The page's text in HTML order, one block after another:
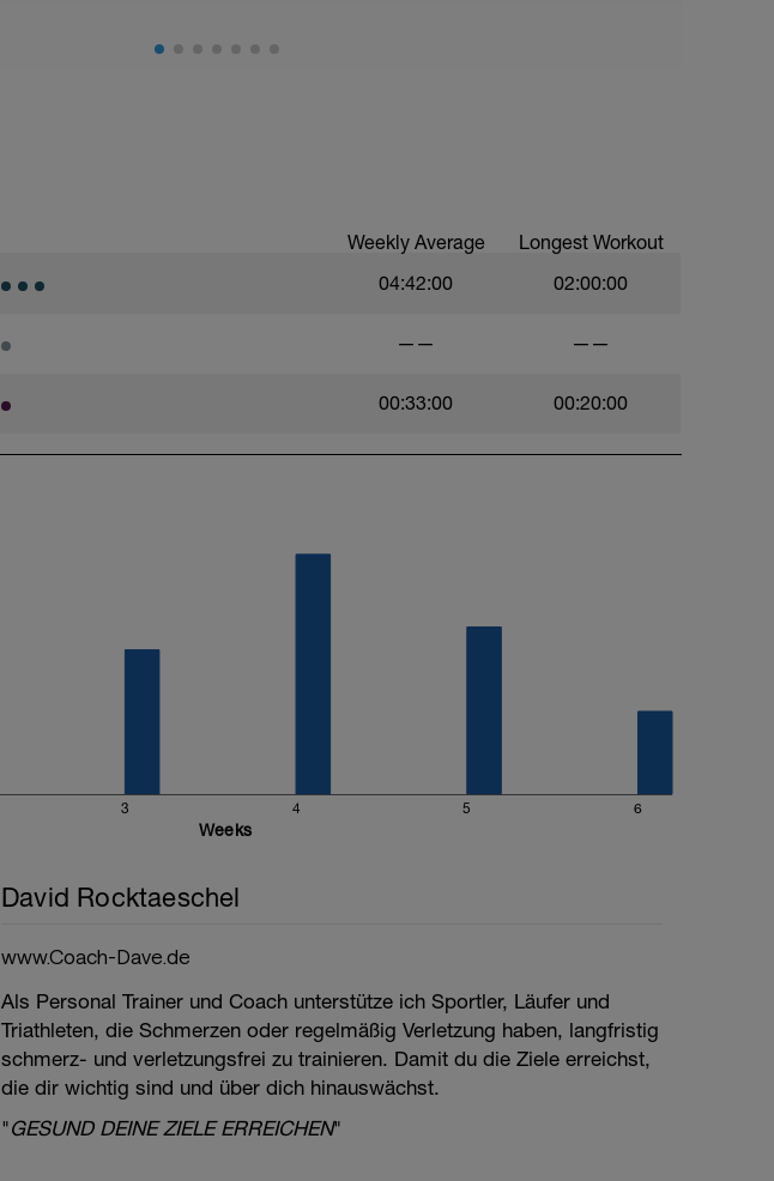
Weekly Average Longest Workout
04:42:00 02:00:00
—— ——
00:33:00 00:20:00
3 4 5 6
Weeks
David Rocktaeschel
www.Coach-Dave.de
Als Personal Trainer und Coach unterstütze ich Sportler, Läufer und
Triathleten, die Schmerzen oder regelmäßig Verletzung haben, langfristig
schmerz- und verletzungsfrei zu trainieren. Damit du die Ziele erreichst,
die dir wichtig sind und über dich hinauswächst.
"GESUND DEINE ZIELE ERREICHEN"